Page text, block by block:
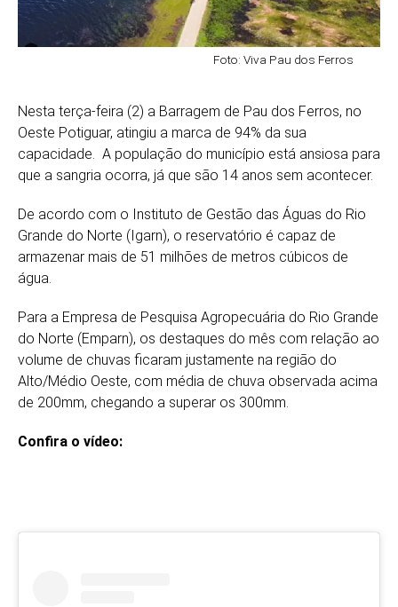
Foto: Viva Pau dos Ferros
Nesta terça-feira (2) a Barragem de Pau dos Ferros, no
Oeste Potiguar, atingiu a marca de 94% da sua
capacidade. A população do município está ansiosa para
que a sangria ocorra, já que são 14 anos sem acontecer.
De acordo com o Instituto de Gestão das Águas do Rio
Grande do Norte (Igarn), o reservatório é capaz de
armazenar mais de 51 milhões de metros cúbicos de
água.
Para a Empresa de Pesquisa Agropecuária do Rio Grande
do Norte (Emparn), os destaques do mês com relação ao
volume de chuvas ficaram justamente na região do
Alto/Médio Oeste, com média de chuva observada acima
de 200mm, chegando a superar os 300mm.
Confira o vídeo: